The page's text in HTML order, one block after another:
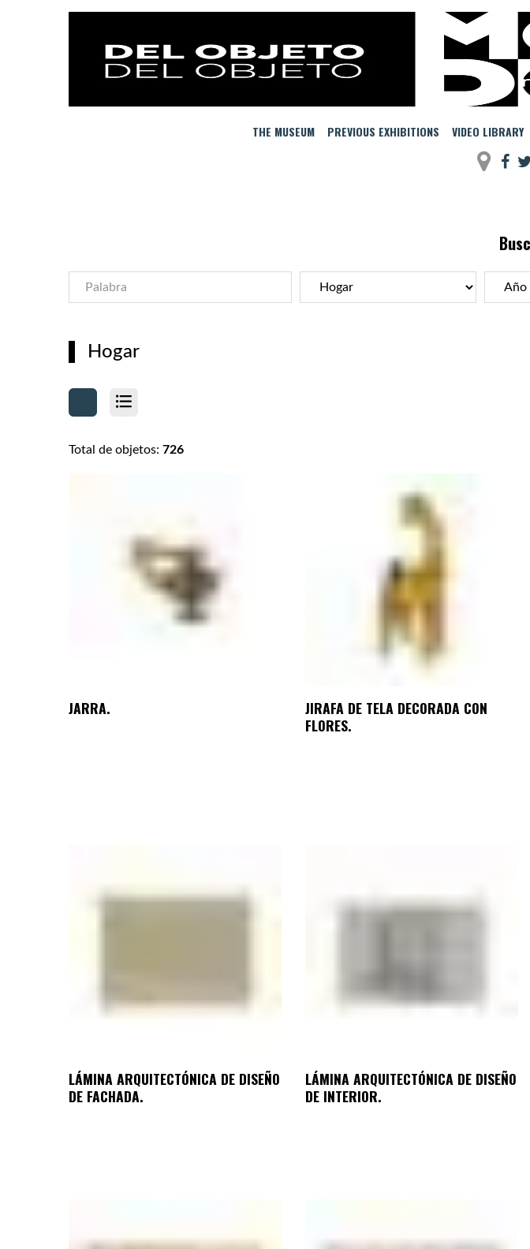
THE MUSEUM PREVIOUS EXHIBITIONS VIDEO LIBRARY
Hogar
Total de objetos: 726
JARRA.
JIRAFA DE TELA DECORADA CON
FLORES.
LÁMINA ARQUITECTÓNICA DE DISEÑO
DE FACHADA.
LÁMINA ARQUITECTÓNICA DE DISEÑO
DE INTERIOR.